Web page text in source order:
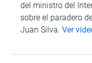
del ministro del
sobre el paradero
Juan Silva. Ver